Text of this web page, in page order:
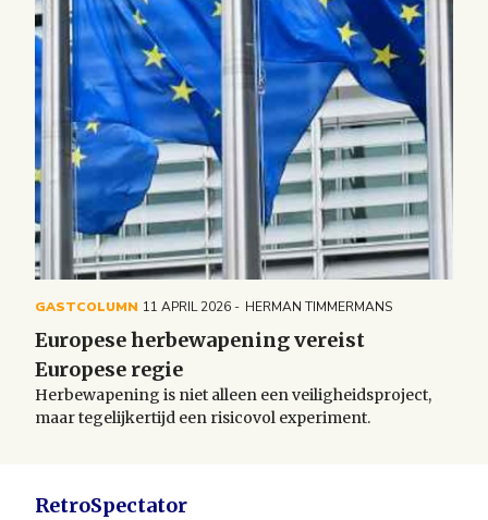
GASTCOLUMN 11 APRIL 2026 HERMAN TIMMERMANS
Europese herbewapening vereist
Europese regie
Herbewapening is niet alleen een veiligheidsproject,
maar tegelijkertijd een risicovol experiment.
RetroSpectator